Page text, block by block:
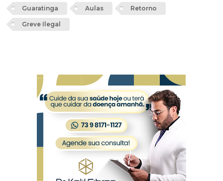
Guaratinga Aulas Retorno
Greve Ilegal